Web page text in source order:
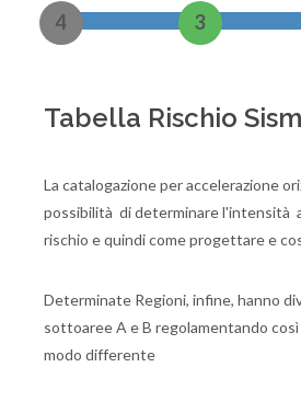
4 3
Tabella Rischio
La catalogazione per accelerazione
possibilità di determinare l'intensità
rischio e quindi come progettare e
Determinate Regioni, infine, hanno
sottoaree A e B regolamentando così
modo differente